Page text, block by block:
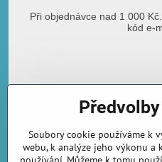
Při objednávce nad 1 000
kód e-
Soubory cookie používáme k
webu, k analýze jeho výkonu a